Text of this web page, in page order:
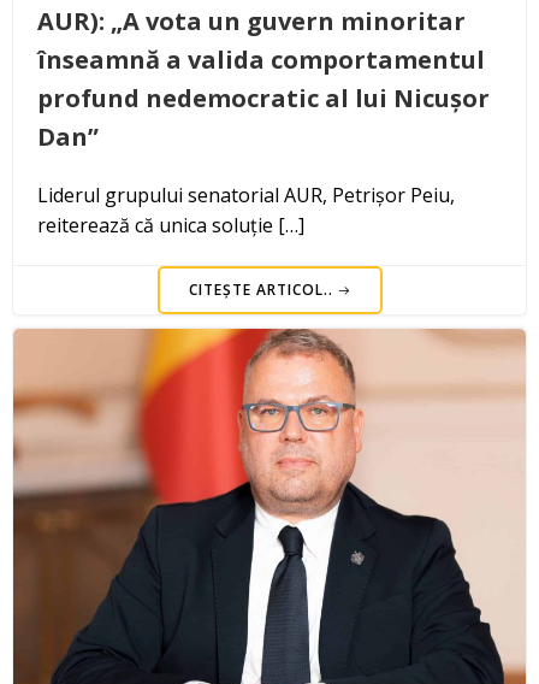
AUR): „A vota un guvern minoritar
înseamnă a valida comportamentul
profund nedemocratic al lui Nicușor
Dan”
Liderul grupului senatorial AUR, Petrișor Peiu,
reiterează că unica soluție […]
CITEȘTE ARTICOL..